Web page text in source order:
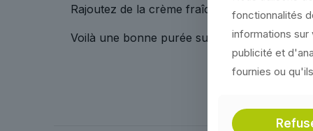
Rajoutez de la crème fraîche, mixez et
Voilà une bonne purée sucrée salée pour les
fonctionnalités
informations sur
publicité et
fournies ou